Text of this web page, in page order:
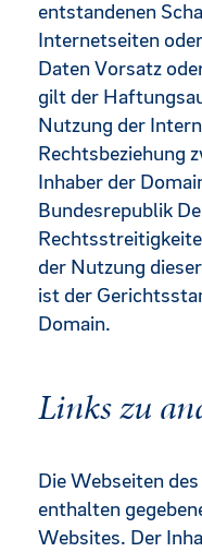
entstandenen
Internetseiten
Daten Vorsatz
gilt der
Nutzung der
Rechtsbeziehung
Inhaber der
Bundesrepublik
der Nutzung
ist der
Domain.
Links zu
Die Webseiten
enthalten
Websites. Der